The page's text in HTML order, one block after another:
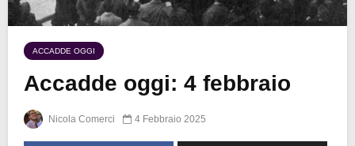
ACCADDE OGGI
Accadde oggi: 4 febbraio
Nicola Comerci 4 Febbraio 2025